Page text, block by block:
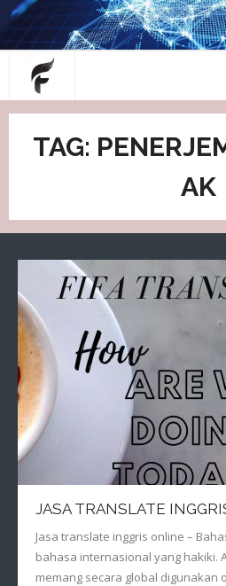
Skip
content
About
Blog
Home
TAG:
AK
JASA TRANSLATE
Jasa translate inggris online –
bahasa internasional yang hakiki.
memang secara global digunakan